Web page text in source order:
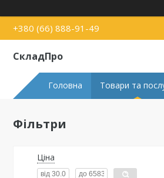
+380 (66) 888-91-49
СкладПро
Головна Товари та
Фільтри
Ціна